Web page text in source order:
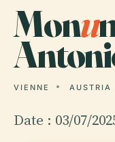
Monu
VIENNE AUSTRIA
Date : 03/07/